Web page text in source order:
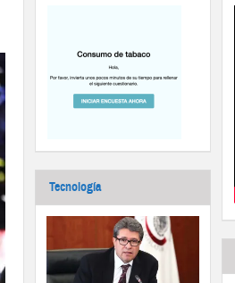
Tecnología